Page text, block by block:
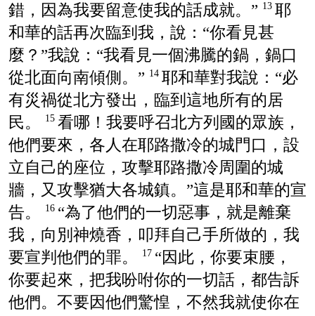
錯，因為我要留意使我的話成就。” 13 耶
和華的話再次臨到我，說：“你看見甚
麼？”我說：“我看見一個沸騰的鍋，鍋口
從北面向南傾側。” 14 耶和華對我說：“必
有災禍從北方發出，臨到這地所有的居
民。
15 看哪！我要呼召北方列國的眾族，
他們要來，各人在耶路撒冷的城門口，設
立自己的座位，攻擊耶路撒冷周圍的城
牆，又攻擊猶大各城鎮。”這是耶和華的宣
告。
16 “為了他們的一切惡事，就是離棄
我，向別神燒香，叩拜自己手所做的，我
要宣判他們的罪。
17 “因此，你要束腰，
你要起來，把我吩咐你的一切話，都告訴
他們。不要因他們驚惶，不然我就使你在